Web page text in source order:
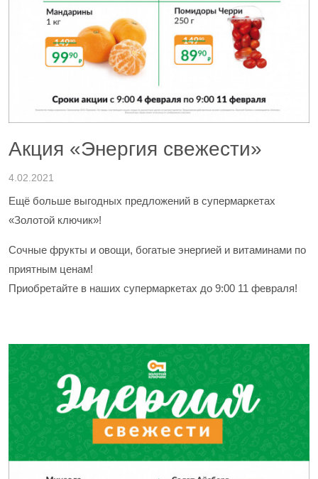
Акция «Энергия свежести»
4.02.2021
Ещё больше выгодных предложений в супермаркетах
«Золотой ключик»!
Сочные фрукты и овощи, богатые энергией и витаминами по
приятным ценам!
Приобретайте в наших супермаркетах до 9:00 11 февраля!